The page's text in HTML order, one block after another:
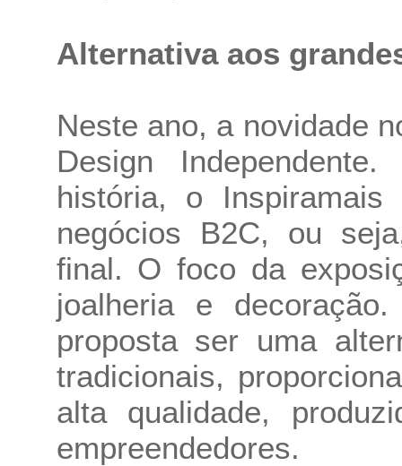
Alternativa aos
Neste ano, a novidade
Design
história, o
negócios B2C, ou
final. O foco da
joalheria e
proposta ser uma
tradicionais,
alta qualidade,
empreendedores.